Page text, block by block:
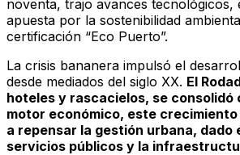
noventa, trajo avances tecnológicos,
apuesta por la sostenibilidad
certificación “Eco Puerto”.
La crisis bananera impulsó el
desde mediados del siglo XX. El
hoteles y rascacielos, se consolidó
motor económico, este
a repensar la gestión urbana, dado
servicios públicos y la